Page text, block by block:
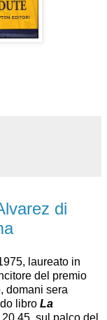
di
laureato in
del premio
domani sera
libro La
20.45, sul palco del